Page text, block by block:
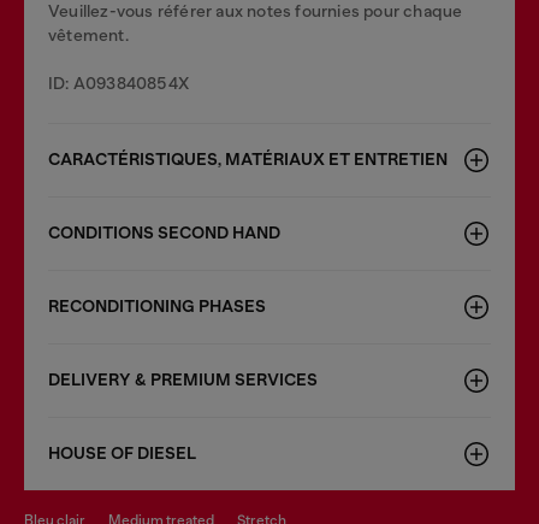
Veuillez-vous référer aux notes fournies pour chaque
vêtement.
ID: A093840854X
CARACTÉRISTIQUES, MATÉRIAUX ET ENTRETIEN
CONDITIONS SECOND HAND
RECONDITIONING PHASES
DELIVERY & PREMIUM SERVICES
HOUSE OF DIESEL
bleu clair medium treated stretch